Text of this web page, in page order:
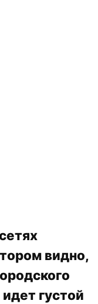
видно,
густой